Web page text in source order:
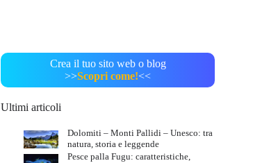
Crea il tuo sito web o blog
>>Scopri come!<<
Ultimi articoli
Dolomiti – Monti Pallidi – Unesco: tra
natura, storia e leggende
Pesce palla Fugu: caratteristiche,